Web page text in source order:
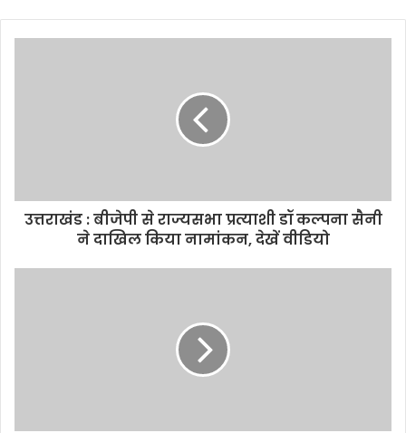
उत्तराखंड : बीजेपी से राज्यसभा प्रत्याशी डॉ कल्पना सैनी
ने दाखिल किया नामांकन, देखें वीडियो